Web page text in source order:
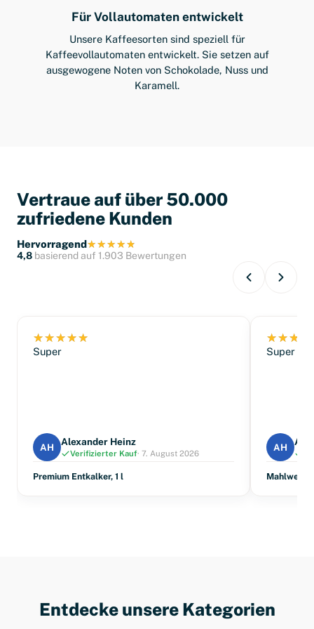
Für Vollautomaten entwickelt
Unsere Kaffeesorten sind speziell für
Kaffeevollautomaten entwickelt. Sie setzen auf
ausgewogene Noten von Schokolade, Nuss und
Karamell.
Vertraue auf über 50.000
zufriedene Kunden
Hervorragend
4,8 basierend auf 1.903 Bewertungen
Super
AH Alexander Heinz
Verifizierter Kauf· 7. August 2026
Premium Entkalker, 1 l
Super
AH
Entdecke unsere Kategorien